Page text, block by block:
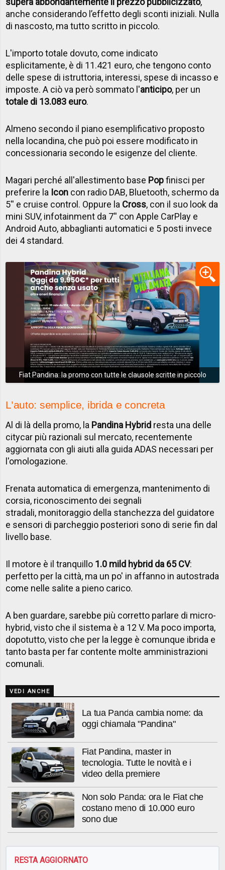
anche considerando l’effetto degli sconti iniziali. Nulla
di nascosto, ma tutto scritto in piccolo.
L'importo totale dovuto, come indicato
esplicitamente, è di 11.421 euro, che tengono conto
delle spese di istruttoria, interessi, spese di incasso e
imposte. A ciò va però sommato l'anticipo, per un
totale di 13.083 euro.
Almeno secondo il piano esemplificativo proposto
nella locandina, che può poi essere modificato in
concessionaria secondo le esigenze del cliente.
Magari perché all'allestimento base Popfinisci per
preferire la Icon con radio DAB, Bluetooth, schermo da
5'' e cruise control. Oppure la Cross, con il suo look da
mini SUV, infotainment da 7'' con Apple CarPlay e
Android Auto, abbaglianti automatici e 5 posti invece
dei 4 standard.
Fiat Pandina: la promo con tutte le clausole scritte in piccolo
L’auto: semplice, ibrida e concreta
Al di là della promo, la Pandina Hybrid resta una delle
citycar più razionali sul mercato, recentemente
aggiornata con gli aiuti alla guida ADAS necessari per
l'omologazione.
Frenata automatica di emergenza, mantenimento di
corsia, riconoscimento dei segnali
stradali, monitoraggio della stanchezza del guidatore
e sensori di parcheggio posteriori sono di serie fin dal
livello base.
Il motore è il tranquillo 1.0 mild hybrid da 65 CV:
perfetto per la città, ma un po' in affanno in autostrada
come nelle salite a pieno carico.
A ben guardare, sarebbe più corretto parlare di micro-
hybrid, visto che il sistema è a 12 V. Ma poco importa,
dopotutto, visto che per la legge è comunque ibrida e
tanto basta per far contente molte amministrazioni
comunali.
VEDI ANCHE
La tua Panda cambia nome: da
oggi chiamala "Pandina"
Fiat Pandina, master in
tecnologia. Tutte le novità e i
video della premiere
Non solo Panda: ora le Fiat che
costano meno di 10.000 euro
sono due
RESTA AGGIORNATO